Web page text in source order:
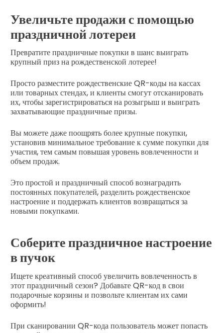
Увеличьте продажи с помощью
праздничной лотереи
Превратите праздничные покупки в шанс выиграть
крупный приз на рождественской лотерее!
Просто разместите рождественские QR-коды на кассах
или товарных стендах, и клиенты смогут отсканировать
их, чтобы зарегистрироваться на розыгрыш и выиграть
захватывающие праздничные призы.
Вы можете даже поощрять более крупные покупки,
установив минимальное требование к сумме покупки для
участия, тем самым повышая уровень вовлеченности и
объем продаж.
Это простой и праздничный способ вознаградить
постоянных покупателей, разделить рождественское
настроение и поддержать клиентов возвращаться за
новыми покупками.
Соберите праздничное настроение
в пучок
Ищете креативный способ увеличить вовлеченность в
этот праздничный сезон? Добавьте QR-код в свои
подарочные корзины и позвольте клиентам их сами
оформить!
При сканировании QR-кода пользователь может попасть